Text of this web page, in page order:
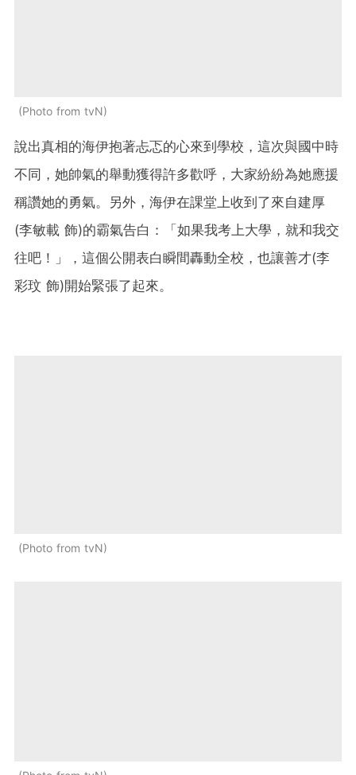
Photo from tvN
說出真相的海伊抱著忐忑的心來到學校，這次與國中時
不同，她帥氣的舉動獲得許多歡呼，大家紛紛為她應援
稱讚她的勇氣。另外，海伊在課堂上收到了來自建厚
(李敏載 飾)的霸氣告白：「如果我考上大學，就和我交
往吧！」，這個公開表白瞬間轟動全校，也讓善才(李
彩玟 飾)開始緊張了起來。
Photo from tvN